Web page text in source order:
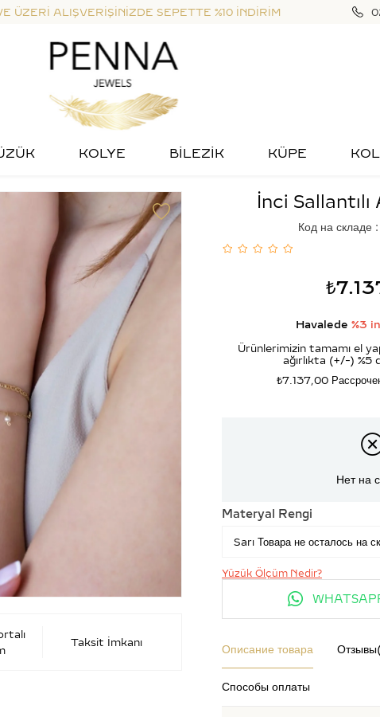
ÜZERİ ALIŞVERİŞİNİZDE SEPETTE %10 İNDİRİM
KOLYE BİLEZİK KÜPE
Taksit İmkanı
İnci
Код на складе
Havalede %3
Ürünlerimizin tamamı el
ağırlıkta (+/-) %5
₺7.137,00
Нет на
Materyal Rengi
Yüzük Ölçüm Nedir?
Описание товара Отзывы
Способы оплаты